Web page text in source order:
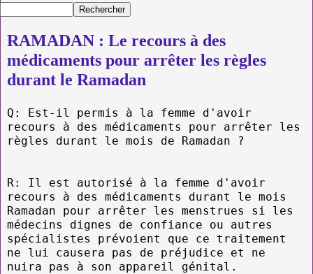
RAMADAN : Le recours à des
médicaments pour arrêter les règles
durant le Ramadan
Q: Est-il permis à la femme d'avoir
recours à des médicaments pour arrêter les
règles durant le mois de Ramadan ?
R: Il est autorisé à la femme d'avoir
recours à des médicaments durant le mois
Ramadan pour arrêter les menstrues si les
médecins dignes de confiance ou autres
spécialistes prévoient que ce traitement
ne lui causera pas de préjudice et ne
nuira pas à son appareil génital.